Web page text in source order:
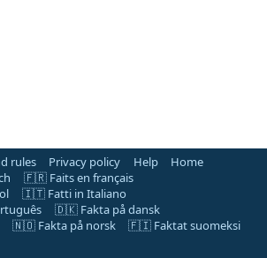
rules Privacy policy Help
Home
🇫🇷 Faits en français
🇮🇹 Fatti in Italiano
🇩🇰 Fakta på dansk
🇳🇴 Fakta på norsk
🇫🇮 Faktat suomeksi